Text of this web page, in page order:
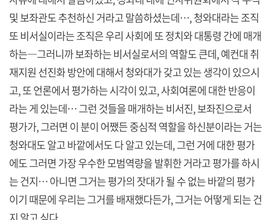
및 보좌관도 추천하신 거라고 말씀하셨는데…, 청와대라는 조직
또 비서실이라는 조직은 우리 사회에 또 정치와 대통령 간에 매개
하는―그러니까 보좌하는 비서실로서의 역할도 큰데, 예컨대 취
재지원 선진화 방안에 대해서 청와대가 갖고 있는 생각이 있으시
고, 또 언론에서 평가하는 시각이 있고, 사회여론에 대한 반응이
라는 게 있는데… 그런 것들을 매개하는 비서진, 보좌진으로서
평가가, 그러면 이 분이 어쨌든 중심적 역할을 하신분이라는 거는
청와대도 알고 바깥에서도 다 알고 있는데, 그런 거에 대한 평가
에도 그러면 가장 우수한 모범역량을 발휘한 거라고 평가를 하시
는 건지… 아니면 그거는 평가의 잣대가 될 수 없는 바깥의 평가
이기 때문에 우리는 그거를 배재했다든가, 그거는 어떻게 되는 건